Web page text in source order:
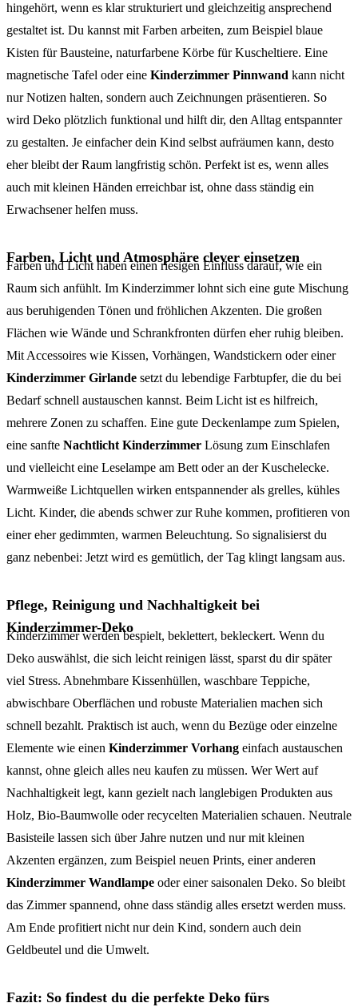
hingehört, wenn es klar strukturiert und gleichzeitig ansprechend
gestaltet ist. Du kannst mit Farben arbeiten, zum Beispiel blaue
Kisten für Bausteine, naturfarbene Körbe für Kuscheltiere. Eine
magnetische Tafel oder eine Kinderzimmer Pinnwand kann nicht
nur Notizen halten, sondern auch Zeichnungen präsentieren. So
wird Deko plötzlich funktional und hilft dir, den Alltag entspannter
zu gestalten. Je einfacher dein Kind selbst aufräumen kann, desto
eher bleibt der Raum langfristig schön. Perfekt ist es, wenn alles
auch mit kleinen Händen erreichbar ist, ohne dass ständig ein
Erwachsener helfen muss.
Farben, Licht und Atmosphäre clever einsetzen
Farben und Licht haben einen riesigen Einfluss darauf, wie ein
Raum sich anfühlt. Im Kinderzimmer lohnt sich eine gute Mischung
aus beruhigenden Tönen und fröhlichen Akzenten. Die großen
Flächen wie Wände und Schrankfronten dürfen eher ruhig bleiben.
Mit Accessoires wie Kissen, Vorhängen, Wandstickern oder einer
Kinderzimmer Girlande setzt du lebendige Farbtupfer, die du bei
Bedarf schnell austauschen kannst. Beim Licht ist es hilfreich,
mehrere Zonen zu schaffen. Eine gute Deckenlampe zum Spielen,
eine sanfte Nachtlicht Kinderzimmer Lösung zum Einschlafen
und vielleicht eine Leselampe am Bett oder an der Kuschelecke.
Warmweiße Lichtquellen wirken entspannender als grelles, kühles
Licht. Kinder, die abends schwer zur Ruhe kommen, profitieren von
einer eher gedimmten, warmen Beleuchtung. So signalisierst du
ganz nebenbei: Jetzt wird es gemütlich, der Tag klingt langsam aus.
Pflege, Reinigung und Nachhaltigkeit bei
Kinderzimmer-Deko
Kinderzimmer werden bespielt, beklettert, bekleckert. Wenn du
Deko auswählst, die sich leicht reinigen lässt, sparst du dir später
viel Stress. Abnehmbare Kissenhüllen, waschbare Teppiche,
abwischbare Oberflächen und robuste Materialien machen sich
schnell bezahlt. Praktisch ist auch, wenn du Bezüge oder einzelne
Elemente wie einen Kinderzimmer Vorhang einfach austauschen
kannst, ohne gleich alles neu kaufen zu müssen. Wer Wert auf
Nachhaltigkeit legt, kann gezielt nach langlebigen Produkten aus
Holz, Bio-Baumwolle oder recycelten Materialien schauen. Neutrale
Basisteile lassen sich über Jahre nutzen und nur mit kleinen
Akzenten ergänzen, zum Beispiel neuen Prints, einer anderen
Kinderzimmer Wandlampe oder einer saisonalen Deko. So bleibt
das Zimmer spannend, ohne dass ständig alles ersetzt werden muss.
Am Ende profitiert nicht nur dein Kind, sondern auch dein
Geldbeutel und die Umwelt.
Fazit: So findest du die perfekte Deko fürs